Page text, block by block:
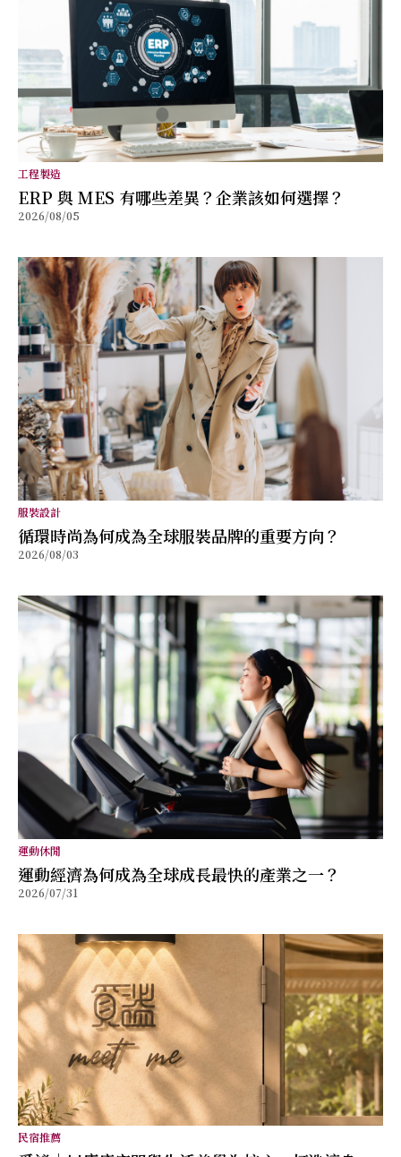
工程製造
ERP 與 MES 有哪些差異？企業該如何選擇？
2026/08/05
服裝設計
循環時尚為何成為全球服裝品牌的重要方向？
2026/08/03
運動休閒
運動經濟為何成為全球成長最快的產業之一？
2026/07/31
民宿推薦